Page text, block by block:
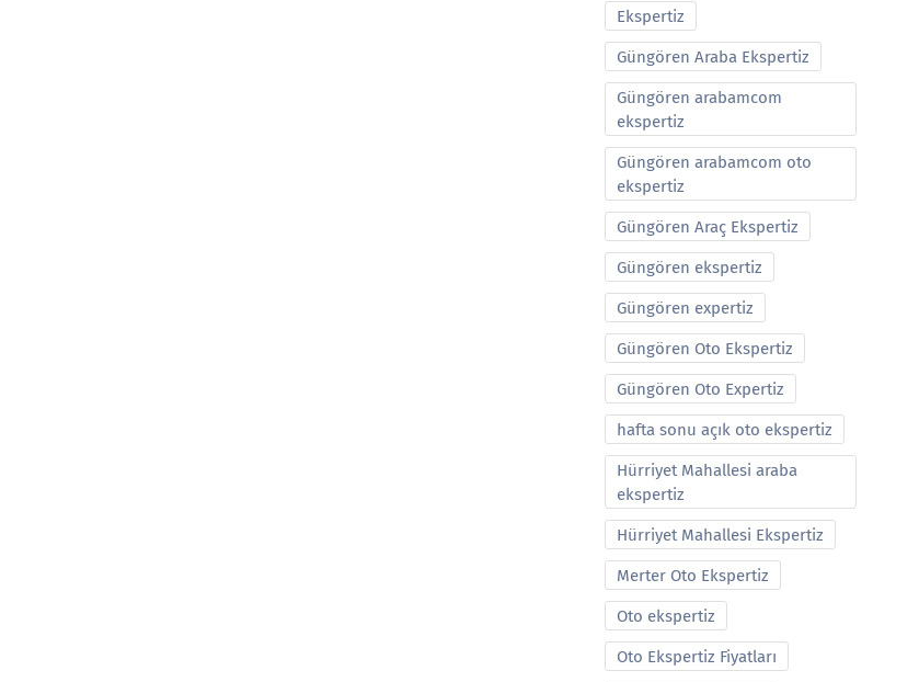
Ekspertiz
Güngören Araba Ekspertiz
Güngören arabamcom
ekspertiz
Güngören arabamcom oto
ekspertiz
Güngören Araç Ekspertiz
Güngören ekspertiz
Güngören expertiz
Güngören Oto Ekspertiz
Güngören Oto Expertiz
hafta sonu açık oto ekspertiz
Hürriyet Mahallesi araba
ekspertiz
Hürriyet Mahallesi Ekspertiz
Merter Oto Ekspertiz
Oto ekspertiz
Oto Ekspertiz Fiyatları